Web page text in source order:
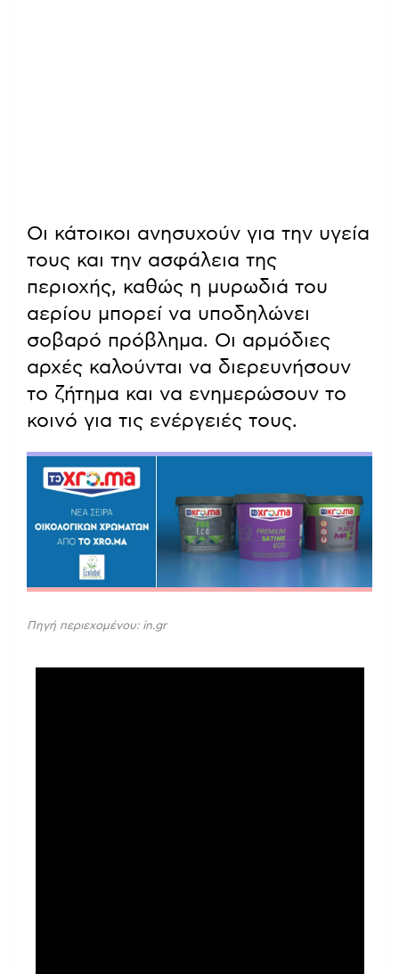
Οι κάτοικοι ανησυχούν για την υγεία
τους και την ασφάλεια της
περιοχής, καθώς η μυρωδιά του
αερίου μπορεί να υποδηλώνει
σοβαρό πρόβλημα. Οι αρμόδιες
αρχές καλούνται να διερευνήσουν
το ζήτημα και να ενημερώσουν το
κοινό για τις ενέργειές τους.
Πηγή περιεχομένου: in.gr